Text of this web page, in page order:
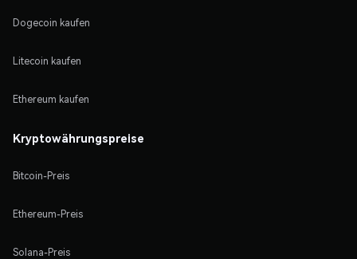
Dogecoin kaufen
Litecoin kaufen
Ethereum kaufen
Kryptowährungspreise
Bitcoin-Preis
Ethereum-Preis
Solana-Preis